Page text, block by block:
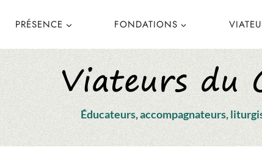
PRÉSENCE FONDATIONS
Éducateurs, accompagnateurs,